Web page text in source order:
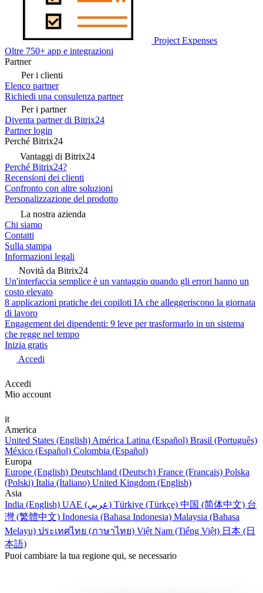
Project Expenses
Oltre 750+ app e integrazioni
Partner
Per i clienti
Elenco partner
Richiedi una consulenza partner
Per i partner
Diventa partner di Bitrix24
Partner login
Perché Bitrix24
Vantaggi di Bitrix24
Perché Bitrix24?
Recensioni dei clienti
Confronto con altre soluzioni
Personalizzazione del prodotto
La nostra azienda
Chi siamo
Contatti
Sulla stampa
Informazioni legali
Novità da Bitrix24
Un'interfaccia semplice è un vantaggio quando gli errori hanno un
costo elevato
8 applicazioni pratiche dei copiloti IA che alleggeriscono la giornata
di lavoro
Engagement dei dipendenti: 9 leve per trasformarlo in un sistema
che regge nel tempo
Inizia gratis
Accedi
Accedi
Mio account
it
America
United States (English) América Latina (Español) Brasil (Português)
México (Español) Colombia (Español)
Europa
Europe (English) Deutschland (Deutsch) France (Français) Polska
(Polski) Italia (Italiano) United Kingdom (English)
Asia
India (English)
UAE (عربي) Türkiye (Türkçe) 中国 (简体中文) 台
灣 (繁體中文) Indonesia (Bahasa Indonesia) Malaysia (Bahasa
Melayu) ประเทศไทย (ภาษาไทย) Việt Nam (Tiếng Việt) 日本 (日
本語)
Puoi cambiare la tua regione qui, se necessario